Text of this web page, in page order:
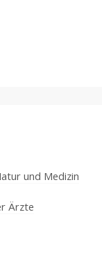
und Medizin
Ärzte